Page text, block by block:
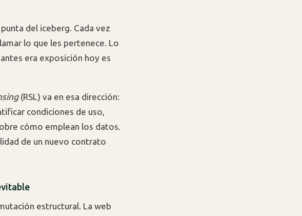
del iceberg. Cada vez
lo que les pertenece. Lo
era exposición hoy es
(RSL) va en esa dirección:
condiciones de uso,
cómo emplean los datos.
de un nuevo contrato
estructural. La web